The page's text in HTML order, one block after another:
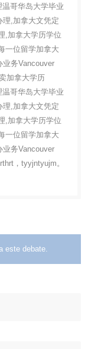
哥华岛大学毕业
理,加拿大文凭定
,加拿大学历学位
一位留学加拿大
务Vancouver
加拿大学历
哥华岛大学毕业
理,加拿大文凭定
,加拿大学历学位
一位留学加拿大
务Vancouver
，tyyjntyujm。
este debate.